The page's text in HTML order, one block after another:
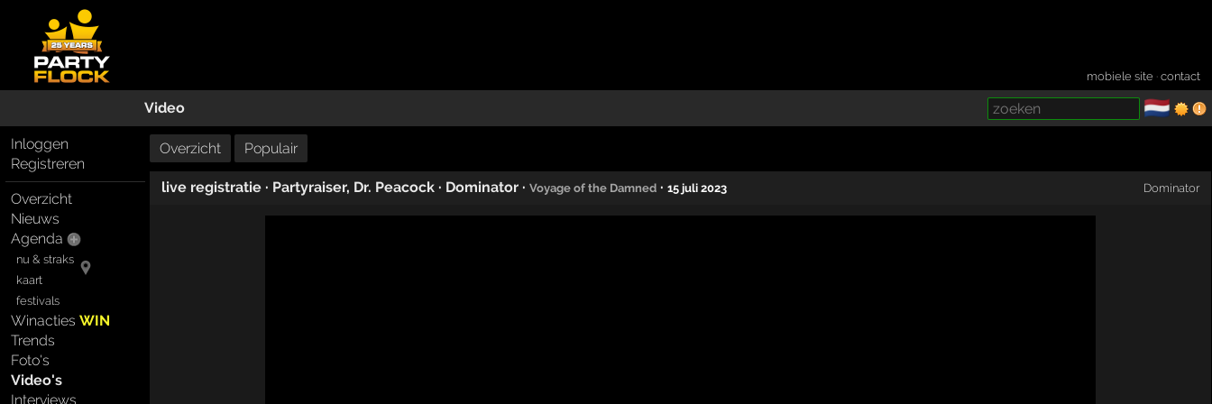
mobiele site ·contact
Video 🇳🇱
Inloggen
Registreren
Overzicht
Nieuws
Agenda
nu & straks
kaart
festivals
WinactiesWIN
Trends
Foto's
Video's
Interviews
Overzicht Populair
live registratie· Partyraiser, Dr. Peacock· Dominator· Voyage of the Damned· 15 juli 2023 Dominator